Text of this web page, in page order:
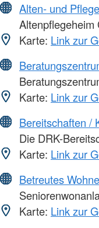
Alten- und
Altenpflegeheim
Karte: Link zur
Karte: Link zur
Bereitschaften /
Die DRK-
Karte: Link zur
Betreutes
Karte: Link zur